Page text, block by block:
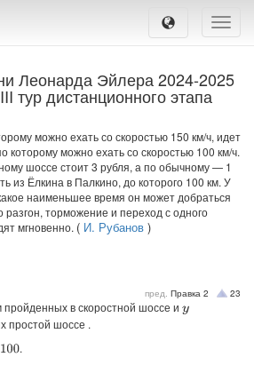
Toggle
Леонарда Эйлера 2024-2025
тур дистанционного этапа
можно ехать со скоростью 150 км/ч, идет
которому можно ехать со скоростью 100 км/ч.
шоссе стоит 3 рубля, а по обычному — 1
из Ёлкина в Палкино, до которого 100 км. У
наименьшее время он может добраться
торможение и переход с одного
мгновенно. ( И. Рубанов )
пред. Правка 2 23
пройденных в скоростной шоссе иy
простой шоссе .
.